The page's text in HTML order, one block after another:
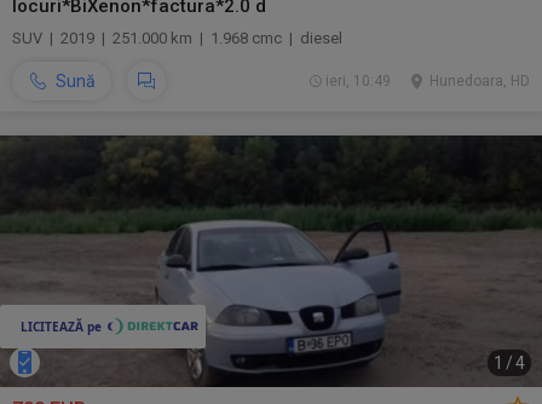
locuri*BiXenon*factura*2.0 d
SUV | 2019 | 251.000 km | 1.968 cmc | diesel
Sună Hunedoara, HD
ieri, 10:49
1 /4